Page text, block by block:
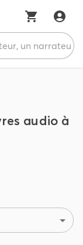
audio à